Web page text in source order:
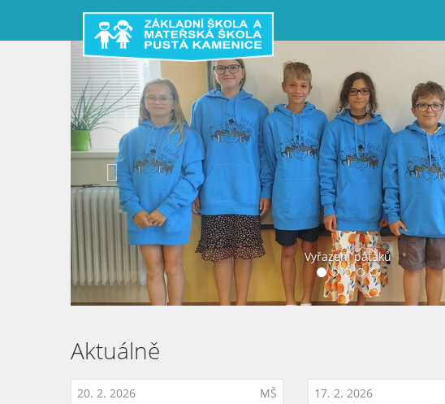
Vyřazení páťáků
Předchozí
Aktuálně
20. 2. 2026 MŠ 17. 2. 2026